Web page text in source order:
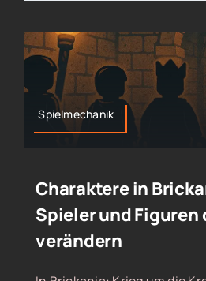
Spielmechanik
Charaktere in
Spieler und Figuren
verändern